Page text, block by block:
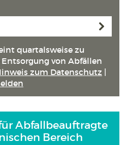
quartals­weise zu
von Abfällen
zum Datenschutz
Abfallbeauftragte
Bereich